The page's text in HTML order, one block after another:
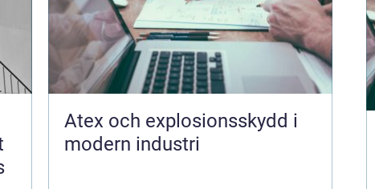
Atex och explosionsskydd i
modern industri